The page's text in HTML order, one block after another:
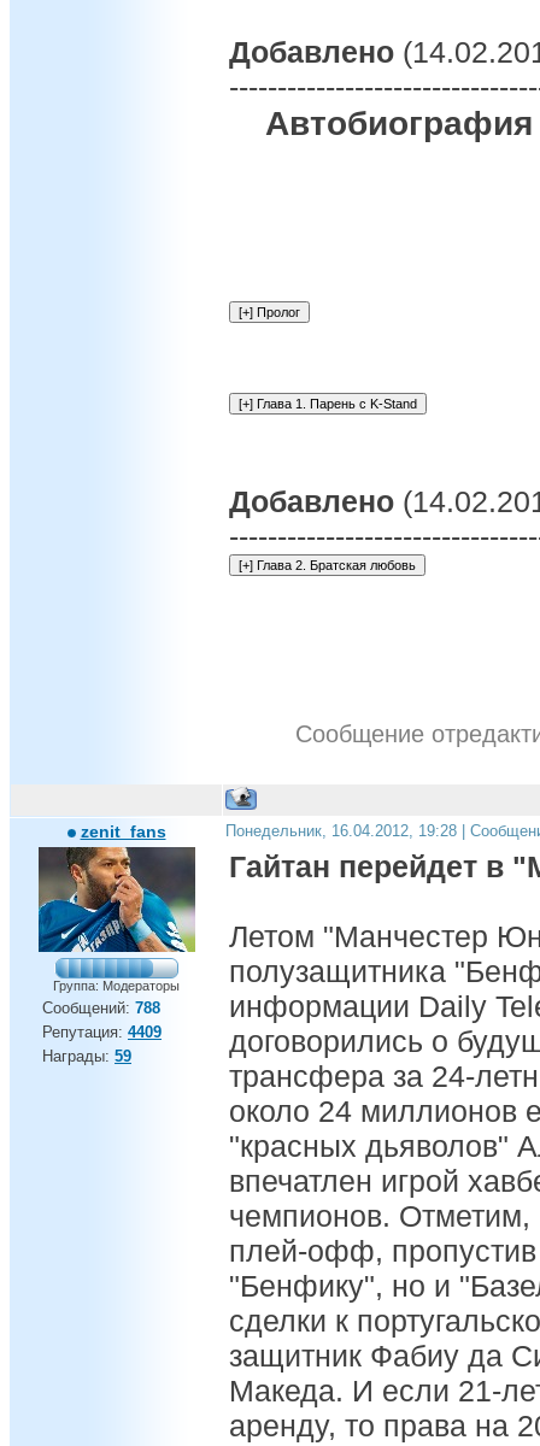
Добавлено
Добавлено
Сообщение
zenit_fans
Группа: Модераторы
Сообщений: 788
Репутация: 4409
Награды: 59
Понедельник, 16.04.2012, 19:28 |
Гайтан перейдет в
Летом "Манчестер
полузащитника
информации Daily
договорились о
трансфера за 24-
около 24 миллионов
"красных дьяволов"
впечатлен игрой
чемпионов.
плей-офф, пропустив
"Бенфику", но и
сделки к
защитник Фабиу да
Македа. И если 21-
аренду, то права на